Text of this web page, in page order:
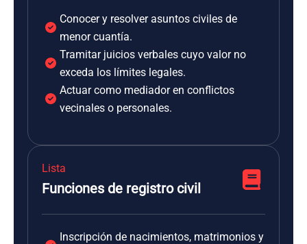
Conocer y resolver asuntos civiles de
menor cuantía.
Tramitar juicios verbales cuyo valor no
exceda los límites legales.
Actuar como mediador en conflictos
vecinales o personales.
Lista
Funciones de registro civil
Inscripción de nacimientos, matrimonios y